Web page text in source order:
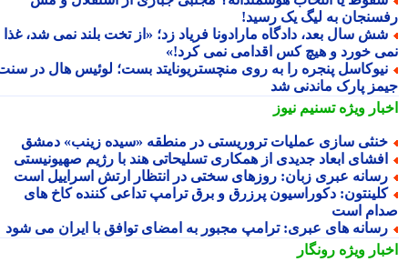
به لیگ یک رسید!
سال بعد، دادگاه مارادونا فریاد زد؛ «از تخت بلند نمی شد، غذا
خورد و هیچ کس اقدامی نمی کرد!»
پنجره را به روی منچستریونایتد بست؛ لوئیس هال در سنت
پارک ماندنی شد
ویژهتسنیم نیوز
سازی عملیات تروریستی در منطقه «سیده زینب» دمشق
ابعاد جدیدی از همکاری تسلیحاتی هند با رژیم صهیونیستی
عبری زبان: روزهای سختی در انتظار ارتش اسراییل است
دکوراسیون پرزرق و برق ترامپ تداعی کننده کاخ های
است
های عبری: ترامپ مجبور به امضای توافق با ایران می شود
ویژهرونگار